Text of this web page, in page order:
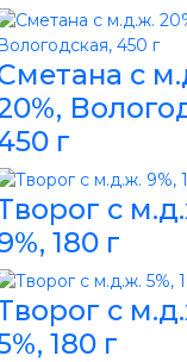
с
г
с
180 г
с
180 г